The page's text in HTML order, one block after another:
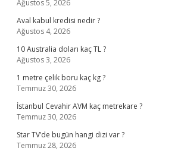
Ağustos 5, 2026
Aval kabul kredisi nedir ?
Ağustos 4, 2026
10 Australia doları kaç TL ?
Ağustos 3, 2026
1 metre çelik boru kaç kg ?
Temmuz 30, 2026
İstanbul Cevahir AVM kaç metrekare ?
Temmuz 30, 2026
Star TV’de bugün hangi dizi var ?
Temmuz 28, 2026